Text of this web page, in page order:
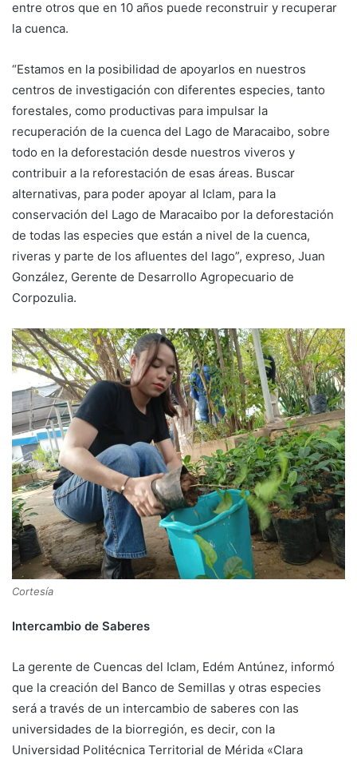
entre otros que en 10 años puede reconstruir y recuperar
la cuenca.
​“Estamos en la posibilidad de apoyarlos en nuestros
centros de investigación con diferentes especies, tanto
forestales, como productivas para impulsar la
recuperación de la cuenca del Lago de Maracaibo, sobre
todo en la deforestación desde nuestros viveros y
contribuir a la reforestación de esas áreas. Buscar
alternativas, para poder apoyar al Iclam, para la
conservación del Lago de Maracaibo por la deforestación
de todas las especies que están a nivel de la cuenca,
riveras y parte de los afluentes del lago”, expreso, Juan
González, Gerente de Desarrollo Agropecuario de
Corpozulia.
Cortesía
Intercambio de Saberes
La gerente de Cuencas del Iclam, Edém Antúnez, informó
que la creación del Banco de Semillas y otras especies
será a través de un intercambio de saberes con las
universidades de la biorregión, es decir, con la
Universidad Politécnica Territorial de Mérida «Clara